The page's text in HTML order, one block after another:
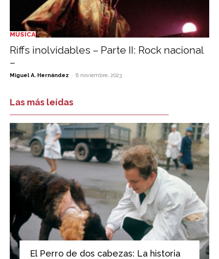
MÚSICA
Riffs inolvidables – Parte II: Rock nacional
–
Miguel A. Hernández - 8 noviembre, 2023
Las más leídas
El Perro de dos cabezas: La historia